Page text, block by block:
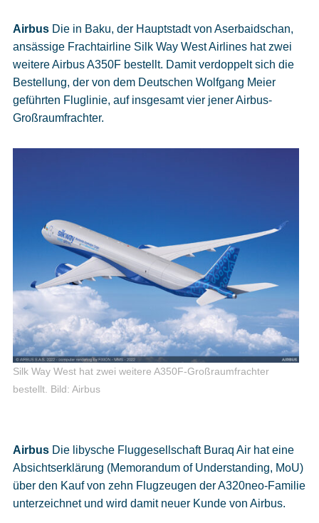
AirbusDie in Baku, der Hauptstadt von Aserbaidschan,
ansässige Frachtairline Silk Way West Airlines hat zwei
weitere Airbus A350F bestellt. Damit verdoppelt sich die
Bestellung, der von dem Deutschen Wolfgang Meier
geführten Fluglinie, auf insgesamt vier jener Airbus-
Großraumfrachter.
Silk Way West hat zwei weitere A350F-Großraumfrachter
bestellt. Bild: Airbus
AirbusDie libysche Fluggesellschaft Buraq Air hat eine
Absichtserklärung (Memorandum of Understanding, MoU)
über den Kauf von zehn Flugzeugen der A320neo-Familie
unterzeichnet und wird damit neuer Kunde von Airbus.